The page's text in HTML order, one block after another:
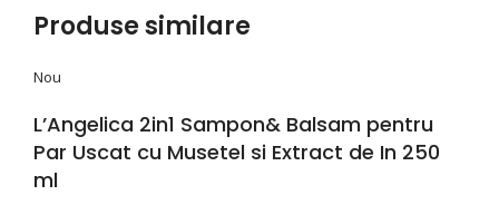
Produse similare
Nou
L’Angelica 2in1 Sampon& Balsam pentru
Par Uscat cu Musetel si Extract de In 250
ml